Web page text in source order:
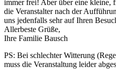
immer frei! Aber über eine kleine,
die Veranstalter nach der
uns jedenfalls sehr auf Ihren
Allerbeste Grüße,
Ihre Familie Bausch
PS: Bei schlechter Witterung
muss die Veranstaltung leider